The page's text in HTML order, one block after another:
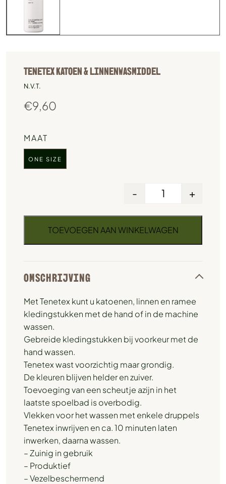
TENETEX KATOEN & LINNENWASMIDDEL
N.V.T.
€9,60
MAAT
ONE SIZE
- +
TOEVOEGEN AAN WINKELWAGEN
OMSCHRIJVING
Met Tenetex kunt u katoenen, linnen en ramee
kledingstukken met de hand of in de machine
wassen.
Gebreide kledingstukken bij voorkeur met de
hand wassen.
Tenetex wast voorzichtig maar grondig.
De kleuren blijven helder en zuiver.
Toevoeging van een scheutje azijn in het
laatste spoelbad is overbodig.
Vlekken voor het wassen met enkele druppels
Tenetex inwrijven en ca. 10 minuten laten
inwerken, daarna wassen.
– Zuinig in gebruik
– Produktief
– Vezelbeschermend